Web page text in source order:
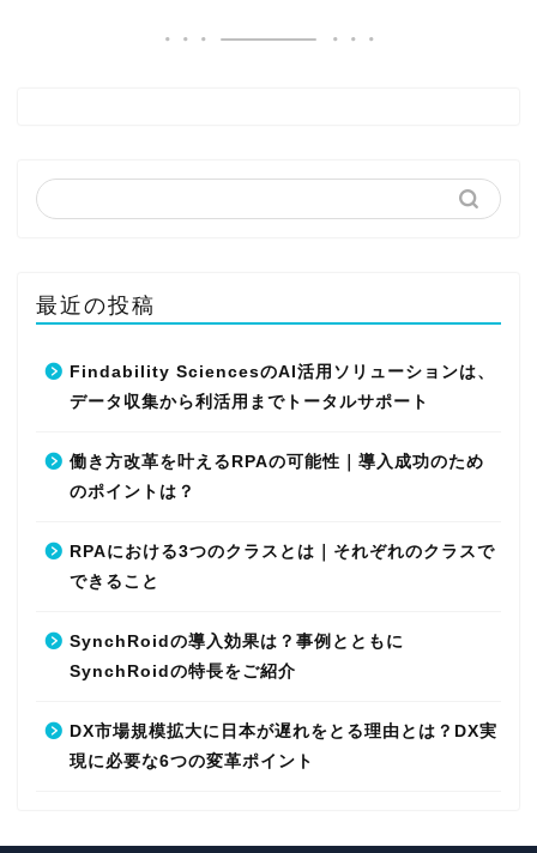
最近の投稿
Findability SciencesのAI活用ソリューションは、
データ収集から利活用までトータルサポート
働き方改革を叶えるRPAの可能性｜導入成功のため
のポイントは？
RPAにおける3つのクラスとは｜それぞれのクラスで
できること
SynchRoidの導入効果は？事例とともに
SynchRoidの特長をご紹介
DX市場規模拡大に日本が遅れをとる理由とは？DX実
現に必要な6つの変革ポイント